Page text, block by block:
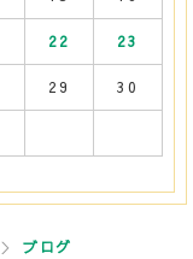
22 23
29 30
ブログ